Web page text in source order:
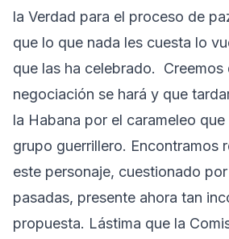
la Verdad para el proceso de
que lo que nada les cuesta lo
que las ha celebrado. Creemos
negociación se hará y que
la Habana por el carameleo
grupo guerrillero. Encontramos
este personaje, cuestionado
pasadas, presente ahora tan
propuesta. Lástima que la